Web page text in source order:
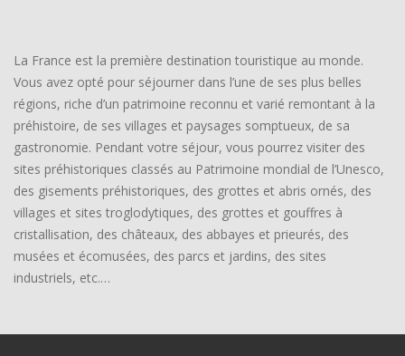
La France est la première destination touristique au monde.
Vous avez opté pour séjourner dans l’une de ses plus belles
régions, riche d’un patrimoine reconnu et varié remontant à la
préhistoire, de ses villages et paysages somptueux, de sa
gastronomie. Pendant votre séjour, vous pourrez visiter des
sites préhistoriques classés au Patrimoine mondial de l’Unesco,
des gisements préhistoriques, des grottes et abris ornés, des
villages et sites troglodytiques, des grottes et gouffres à
cristallisation, des châteaux, des abbayes et prieurés, des
musées et écomusées, des parcs et jardins, des sites
industriels, etc.…